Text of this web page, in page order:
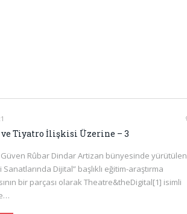
Tiyatro İlişkisi Üzerine – 3
Rûbar Dindar Artizan bünyesinde yürütülen
Sanatlarında Dijital” başlıklı eğitim-araştırma
bir parçası olarak Theatre&theDigital[1] isimli